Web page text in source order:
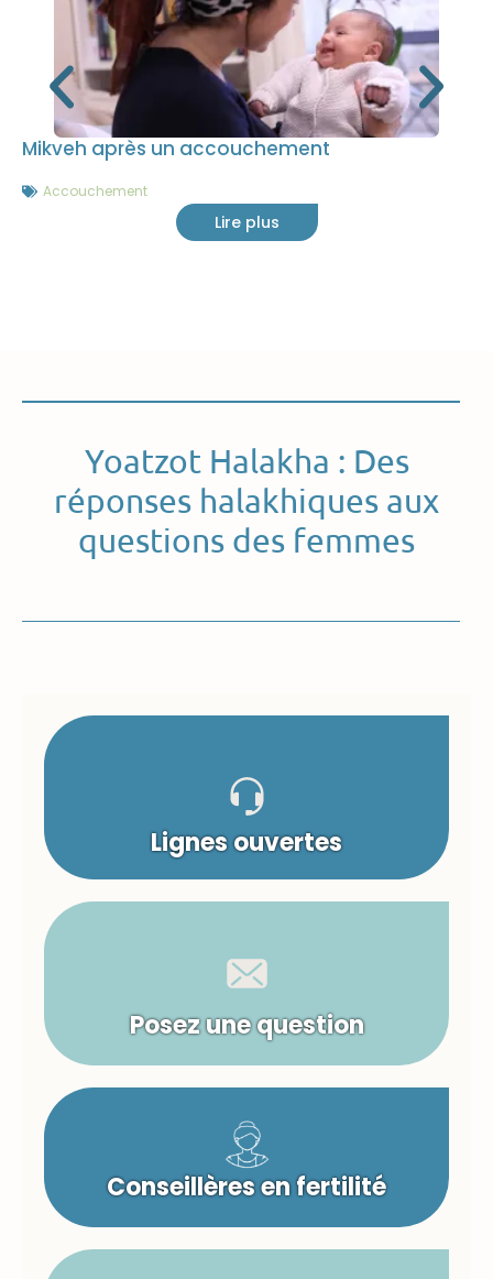
Mikveh après un accouchement
Accouchement
Lire plus
Yoatzot Halakha : Des
réponses halakhiques aux
questions des femmes
Lignes ouvertes
Posez une question
Conseillères en fertilité